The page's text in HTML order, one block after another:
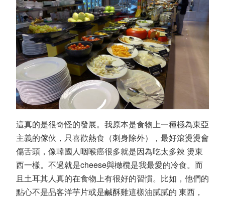
這真的是很奇怪的發展。我原本是食物上一種極為東亞
主義的傢伙，只喜歡熱食（刺身除外），最好滾燙燙會
傷舌頭，像韓國人咽喉癌很多就是因為吃太多辣 燙東
西一樣。不過就是cheese與橄欖是我最愛的冷食。而
且土耳其人真的在食物上有很好的習慣。比如，他們的
點心不是品客洋芋片或是鹹酥雞這樣油膩膩的 東西，